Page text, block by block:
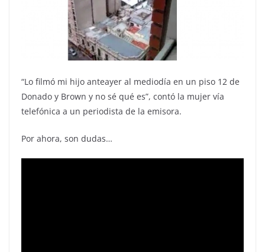
“Lo filmó mi hijo anteayer al mediodía en un piso 12 de
Donado y Brown y no sé qué es”, contó la mujer vía
telefónica a un periodista de la emisora.
Por ahora, son dudas…